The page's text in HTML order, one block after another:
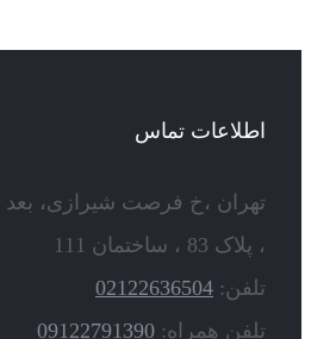
اطلاعات تماس
تهران ،خ فرصت شیرازی، بعد
، پلاک 83 ، ساختمان 111
تلفن: 02122636504
تلفن همراه: 09122791390